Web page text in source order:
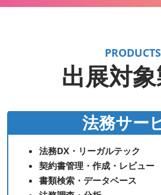
PRODUCTS
出展対
法務サー
法務DX・リーガルテック
契約書管理・作成・レビュー
書類検索・データベース